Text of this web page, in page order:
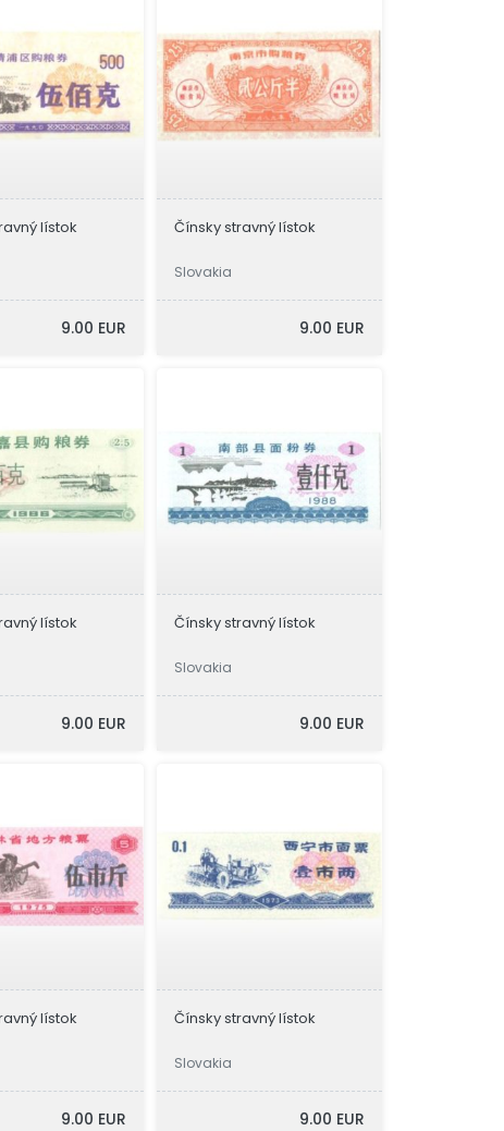
lístok
9.00 EUR
Čínsky stravný lístok
Slovakia
9.00 EUR
lístok
9.00 EUR
Čínsky stravný lístok
Slovakia
9.00 EUR
lístok
9.00 EUR
Čínsky stravný lístok
Slovakia
9.00 EUR